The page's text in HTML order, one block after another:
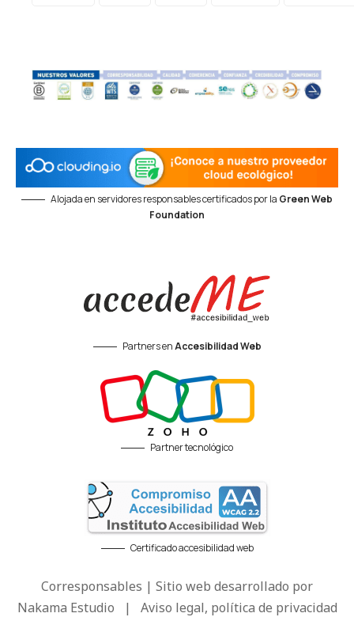
Alojada en servidores responsables certificados por la Green Web
Foundation
Partners enAccesibilidad Web
Partner tecnológico
Certificado accesibilidad web
Corresponsables | Sitio web desarrollado por
Nakama Estudio | Aviso legal, política de privacidad